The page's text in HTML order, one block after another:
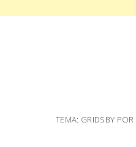
TEMA: GRIDSBY POR